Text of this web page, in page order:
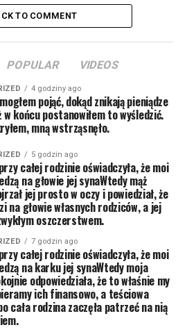
TO COMMENT
POPULAR VIDEOS
4 godziny ago
pojąć, dokąd znikają pieniądze
w końcu postanowiłem to wyśledzić.
mną wstrząsnęło.
5 godzin ago
całej rodzinie oświadczyła, że moi
na głowie jej synaWtedy mąż
jej prosto w oczy i powiedział, że
na głowie własnych rodziców, a jej
oszczerstwem.
7 godzin ago
całej rodzinie oświadczyła, że moi
na karku jej synaWtedy moja
odpowiedziała, że to właśnie my
ich finansowo, a teściowa
cała rodzina zaczęła patrzeć na nią